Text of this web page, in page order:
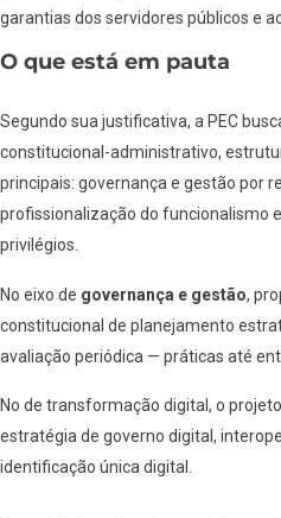
garantias dos servidores públicos e
O que está em pauta
Segundo sua justificativa, a PEC
constitucional-administrativo,
principais: governança e gestão por
profissionalização do funcionalismo
privilégios.
No eixo de governança e gestão,
constitucional de planejamento
avaliação periódica — práticas até
No de transformação digital, o
estratégia de governo digital,
identificação única digital.